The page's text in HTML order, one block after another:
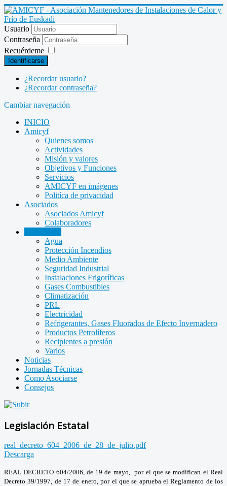
Usuario
Contraseña
Recuérdeme
Identificarse
¿Recordar usuario?
¿Recordar contraseña?
Cambiar navegación
INICIO
Amicyf
Quienes somos
Actividades
Misión y valores
Objetivos y Funciones
Servicios
AMICYF en imágenes
Politíca de privacidad
Asociados
Asociados Amicyf
Colaboradores
Agua
Protección Incendios
Medio Ambiente
Seguridad Industrial
Instalaciones Frigoríficas
Gases Combustibles
Climatización
PRL
Electricidad
Refrigerantes, Gases Fluorados de Efecto Invernadero
Productos Petrolíferos
Recipientes a presión
Varios
Noticias
Jornadas Técnicas
Como Asociarse
Consejos
Legislación Estatal
real_decreto_604_2006_de_28_de_julio.pdf
Descarga
REAL DECRETO 604/2006, de 19 de mayo, por el que se modifican el Real
Decreto 39/1997, de 17 de enero, por el que se aprueba el Reglamento de los